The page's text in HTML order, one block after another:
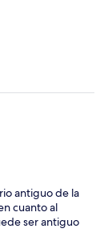
antiguo de la
cuanto al
ser antiguo